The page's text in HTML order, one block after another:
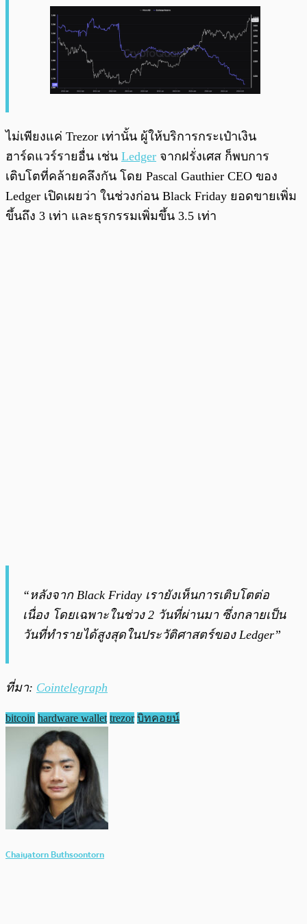
ไม่เพียงแค่ Trezor เท่านั้น ผู้ให้บริการกระเป๋าเงิน
ฮาร์ดแวร์รายอื่น เช่น Ledger จากฝรั่งเศส ก็พบการ
เติบโตที่คล้ายคลึงกัน โดย Pascal Gauthier CEO ของ
Ledger เปิดเผยว่า ในช่วงก่อน Black Friday ยอดขายเพิ่ม
ขึ้นถึง 3 เท่า และธุรกรรมเพิ่มขึ้น 3.5 เท่า
“หลังจาก Black Friday เรายังเห็นการเติบโตต่อ
เนื่อง โดยเฉพาะในช่วง 2 วันที่ผ่านมา ซึ่งกลายเป็น
วันที่ทำรายได้สูงสุดในประวัติศาสตร์ของ Ledger”
ที่มา: Cointelegraph
bitcoin hardware wallet trezor บิทคอยน์
Chaiyatorn Buthsoontorn